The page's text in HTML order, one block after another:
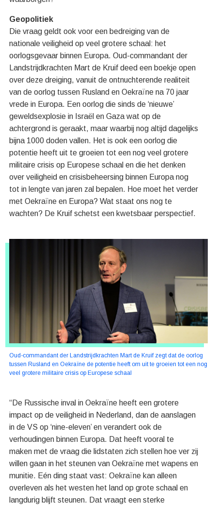
Geopolitiek
Die vraag geldt ook voor een bedreiging van de
nationale veiligheid op veel grotere schaal: het
oorlogsgevaar binnen Europa. Oud-commandant der
Landstrijdkrachten Mart de Kruif deed een boekje open
over deze dreiging, vanuit de ontnuchterende realiteit
van de oorlog tussen Rusland en Oekraïne na 70 jaar
vrede in Europa. Een oorlog die sinds de ‘nieuwe’
geweldsexplosie in Israël en Gaza wat op de
achtergrond is geraakt, maar waarbij nog altijd dagelijks
bijna 1000 doden vallen. Het is ook een oorlog die
potentie heeft uit te groeien tot een nog veel grotere
militaire crisis op Europese schaal en die het denken
over veiligheid en crisisbeheersing binnen Europa nog
tot in lengte van jaren zal bepalen. Hoe moet het verder
met Oekraïne en Europa? Wat staat ons nog te
wachten? De Kruif schetst een kwetsbaar perspectief.
Oud-commandant der Landstrijdkrachten Mart de Kruif zegt dat de oorlog
tussen Rusland en Oekraïne de potentie heeft om uit te groeien tot een nog
veel grotere militaire crisis op Europese schaal
“De Russische inval in Oekraïne heeft een grotere
impact op de veiligheid in Nederland, dan de aanslagen
in de VS op ‘nine-eleven’ en verandert ook de
verhoudingen binnen Europa. Dat heeft vooral te
maken met de vraag die lidstaten zich stellen hoe ver zij
willen gaan in het steunen van Oekraïne met wapens en
munitie. Eén ding staat vast: Oekraïne kan alleen
overleven als het westen het land op grote schaal en
langdurig blijft steunen. Dat vraagt een sterke